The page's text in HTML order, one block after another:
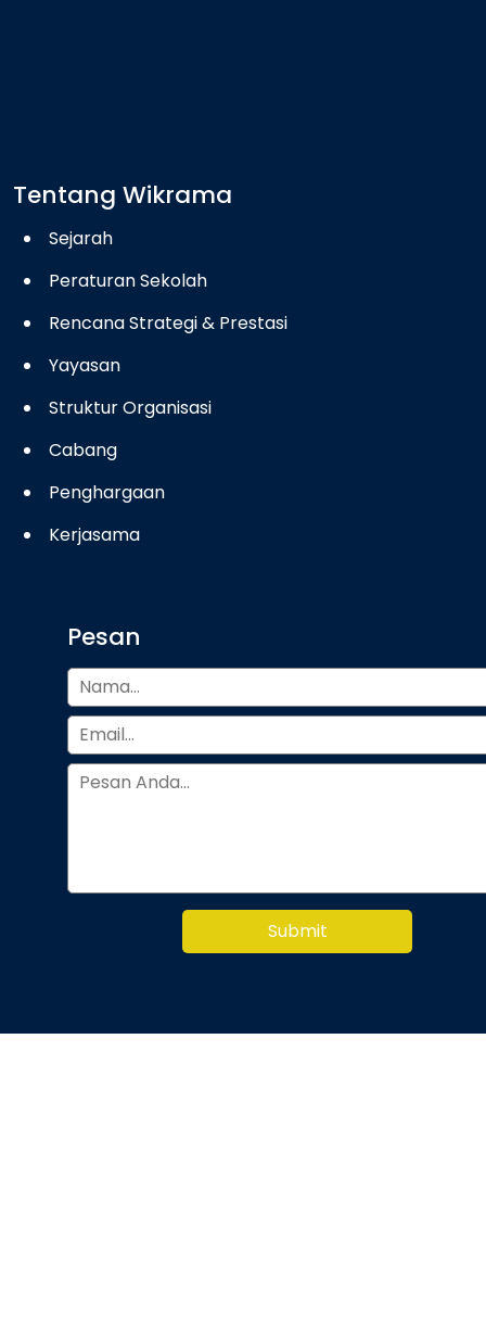
Tentang Wikrama
Sejarah
Peraturan Sekolah
Rencana Strategi & Prestasi
Yayasan
Struktur Organisasi
Cabang
Penghargaan
Kerjasama
Pesan
Submit